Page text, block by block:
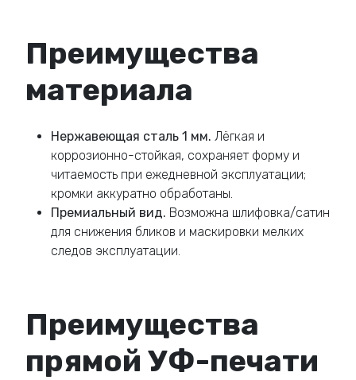
Преимущества
материала
Нержавеющая сталь 1 мм. Лёгкая и
коррозионно-стойкая, сохраняет форму и
читаемость при ежедневной эксплуатации;
кромки аккуратно обработаны.
Премиальный вид. Возможна шлифовка/сатин
для снижения бликов и маскировки мелких
следов эксплуатации.
Преимущества
прямой УФ-печати